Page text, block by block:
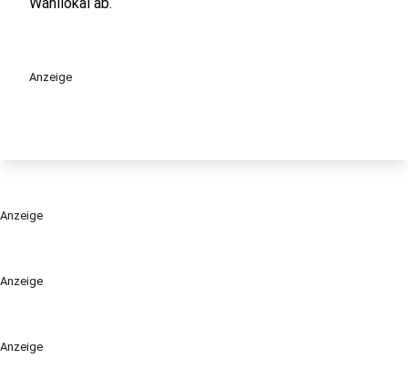
Anzeige
Anzeige
Anzeige
Anzeige